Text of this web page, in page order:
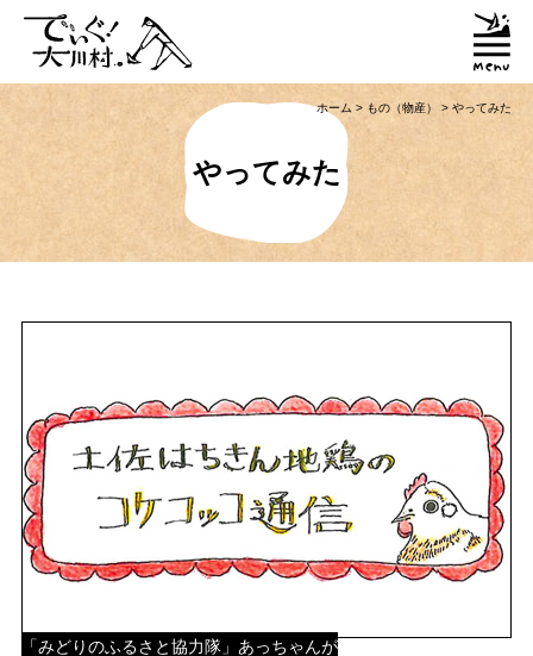
初心者のかたに、大川村へ来るための道のりや、心構えなどをご紹介！
グルメ・物産
大川村で食べられる美味しいグルメや、村でしか買えない手作りのお土産、
村の特産品「土佐はちきん地鶏」など各種物産をご紹介！
体験・イベント
ホーム > もの（物産） >やってみた
やってみた
「みどりのふるさと協力隊」あっちゃんが